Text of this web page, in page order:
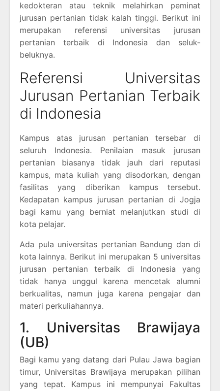
kedokteran atau teknik melahirkan peminat
jurusan pertanian tidak kalah tinggi. Berikut ini
merupakan referensi universitas jurusan
pertanian terbaik di Indonesia dan seluk-
beluknya.
Referensi Universitas
Jurusan Pertanian Terbaik
di Indonesia
Kampus atas jurusan pertanian tersebar di
seluruh Indonesia. Penilaian masuk jurusan
pertanian biasanya tidak jauh dari reputasi
kampus, mata kuliah yang disodorkan, dengan
fasilitas yang diberikan kampus tersebut.
Kedapatan kampus jurusan pertanian di Jogja
bagi kamu yang berniat melanjutkan studi di
kota pelajar.
Ada pula universitas pertanian Bandung dan di
kota lainnya. Berikut ini merupakan 5 universitas
jurusan pertanian terbaik di Indonesia yang
tidak hanya unggul karena mencetak alumni
berkualitas, namun juga karena pengajar dan
materi perkuliahannya.
1. Universitas Brawijaya
(UB)
Bagi kamu yang datang dari Pulau Jawa bagian
timur, Universitas Brawijaya merupakan pilihan
yang tepat. Kampus ini mempunyai Fakultas